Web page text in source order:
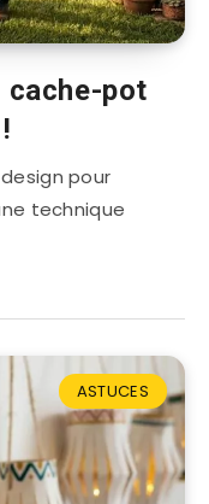
cache-pot
pour
technique
ASTUCES